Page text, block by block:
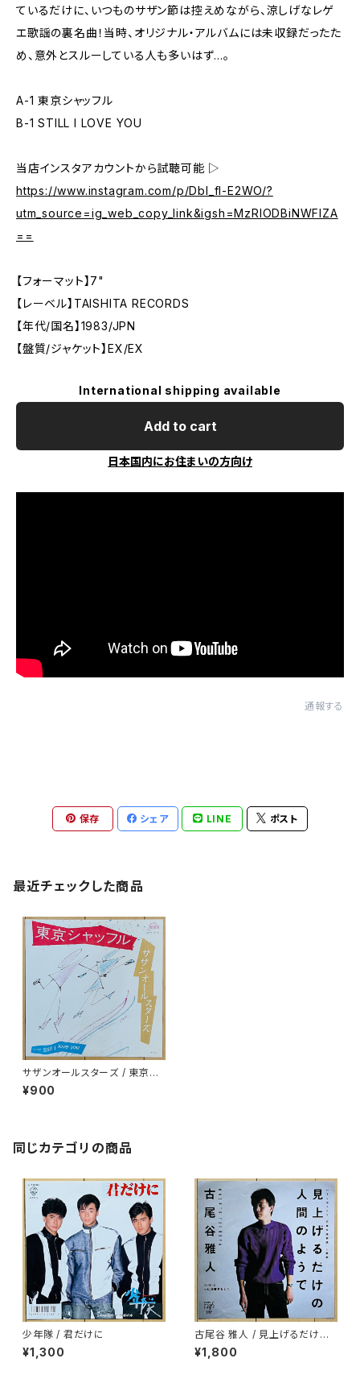
ているだけに、いつものサザン節は控えめながら、涼しげなレゲ
エ歌謡の裏名曲！当時、オリジナル・アルバムには未収録だったた
め、意外とスルーしている人も多いはず...。
A-1 東京シャッフル
B-1 STILL I LOVE YOU
当店インスタアカウントから試聴可能 ▷
https://www.instagram.com/p/Dbl_fl-E2WO/?
utm_source=ig_web_copy_link&igsh=MzRlODBiNWFlZA
==
【フォーマット】7"
【レーベル】TAISHITA RECORDS
【年代/国名】1983/JPN
【盤質/ジャケット】EX/EX
International shipping available
Add to cart
日本国内にお住まいの方向け
通報する
保存 シェア LINE ポスト
最近チェックした商品
サザンオールスターズ / 東京シ
ャッフル
¥900
同じカテゴリの商品
少年隊 / 君だけに
¥1,300
古尾谷 雅人 / 見上げるだけの
人間のようで
¥1,800